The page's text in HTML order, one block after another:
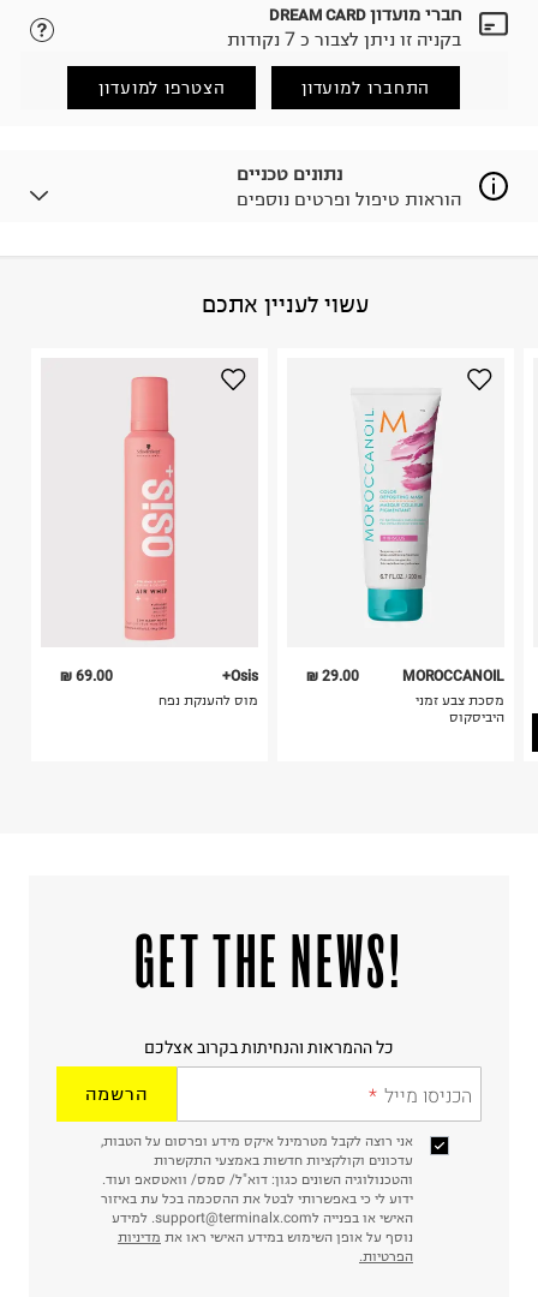
לבחירת בשיטת המשלוח המתאימה לכם,
הזמנתם והתחרטתם?
(במקום ב-19.9 ₪) לזמן מוגבל! חינם בהזמנות מעל 500 ₪.
למידע נא ללחוץ כאן
.
לפני החזרת החבילה, חשוב להדביק את מדבקת הגוביינא על
פריטים שבירים יש להחזיר עם שליח דרך ממשק ההחזרות
3. מוצרי טיפוח ניתן להחזיר סגורים באריזתם המקורית
בלבד. לא ניתן להחזיר לקים.
חברי מועדון DREAM CARD
בקניה זו ניתן לצבור כ 7 נקודות
התחברו למועדון הצטרפו למועדון
נתונים טכניים
הוראות טיפול ופרטים נוספים
GERMANY
טרמינל איקס אונליין בע"מ
בית פוקס-רח' החרמון
קריית שדה התעופה
עשוי לעניין אתכם
69.00 ₪
Osis+
מוס להענקת נפח
29.00 ₪
MOROCCANOIL
מסכת צבע זמני
היביסקוס
!GET THE NEWS
כל ההמראות והנחיתות בקרוב אצלכם
הכניסו מייל הרשמה
אני רוצה לקבל מטרמינל איקס מידע ופרסום על הטבות,
עדכונים וקולקציות חדשות באמצעי התקשרות
והטכנולוגיה השונים כגון: דוא"ל/ סמס/ וואטסאפ ועוד.
ידוע לי כי באפשרותי לבטל את ההסכמה בכל עת באיזור
האישי או בפנייה לsupport@terminalx.com. למידע
נוסף על אופן השימוש במידע האישי ראו את מדיניות
הפרטיות.